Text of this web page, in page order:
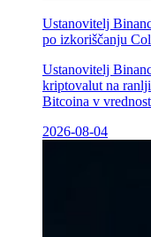
Ustanovitelj
po izkoriščanju
Ustanovitelj
kriptovalut na
Bitcoina v
2026-08-04